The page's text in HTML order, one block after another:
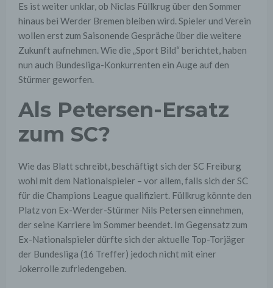
Es ist weiter unklar, ob Niclas Füllkrug über den Sommer
hinaus bei Werder Bremen bleiben wird. Spieler und Verein
wollen erst zum Saisonende Gespräche über die weitere
Zukunft aufnehmen. Wie die „Sport Bild“ berichtet, haben
nun auch Bundesliga-Konkurrenten ein Auge auf den
Stürmer geworfen.
Als Petersen-Ersatz
zum SC?
Wie das Blatt schreibt, beschäftigt sich der SC Freiburg
wohl mit dem Nationalspieler – vor allem, falls sich der SC
für die Champions League qualifiziert. Füllkrug könnte den
Platz von Ex-Werder-Stürmer Nils Petersen einnehmen,
der seine Karriere im Sommer beendet. Im Gegensatz zum
Ex-Nationalspieler dürfte sich der aktuelle Top-Torjäger
der Bundesliga (16 Treffer) jedoch nicht mit einer
Jokerrolle zufriedengeben.